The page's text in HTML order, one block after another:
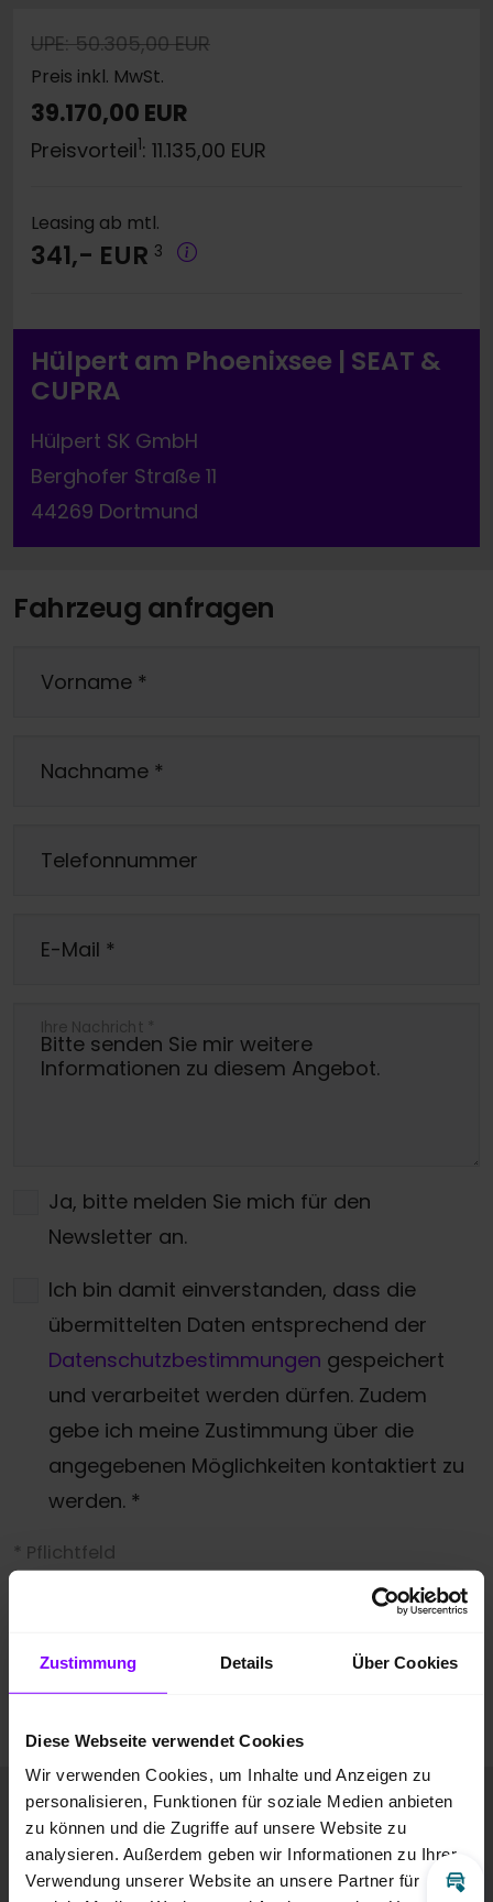
Zustimmung Details Über Cookies
Diese Webseite verwendet Cookies
Wir verwenden Cookies, um Inhalte und Anzeigen zu
personalisieren, Funktionen für soziale Medien anbieten
zu können und die Zugriffe auf unsere Website zu
analysieren. Außerdem geben wir Informationen zu Ihrer
Verwendung unserer Website an unsere Partner für
UPE: 50.305,00 EUR
Preis inkl. MwSt.
39.170,00 EUR
Preisvorteil1: 11.135,00 EUR
Leasing ab mtl.
341,- EUR 3
Hülpert am Phoenixsee | SEAT &
CUPRA
Hülpert SK GmbH
Berghofer Straße 11
44269 Dortmund
Fahrzeug anfragen
Vorname *
Nachname *
Telefonnummer
E-Mail *
Ihre Nachricht *
Ja, bitte melden Sie mich für den
Newsletter an.
Ich bin damit einverstanden, dass die
übermittelten Daten entsprechend der
Datenschutzbestimmungen gespeichert
und verarbeitet werden dürfen. Zudem
gebe ich meine Zustimmung über die
angegebenen Möglichkeiten kontaktiert zu
werden. *
* Pflichtfeld
Fahrzeugbilder